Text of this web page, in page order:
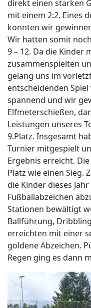
direkt einen starken
mit einem 2:2. Eines
konnten wir
Wir hatten somit
9 – 12. Da die Kinder
zusammenspielten
gelang uns im
entscheidenden
spannend und wir
Elfmeterschießen,
Leistungen unseres
9.Platz. Insgesamt
Turnier mitgespielt
Ergebnis erreicht.
Platz wie einen Sieg.
die Kinder dieses
Fußballabzeichen
Stationen bewältigt
Ballführung,
erreichten mit einer
goldene Abzeichen.
Regen ging es dann